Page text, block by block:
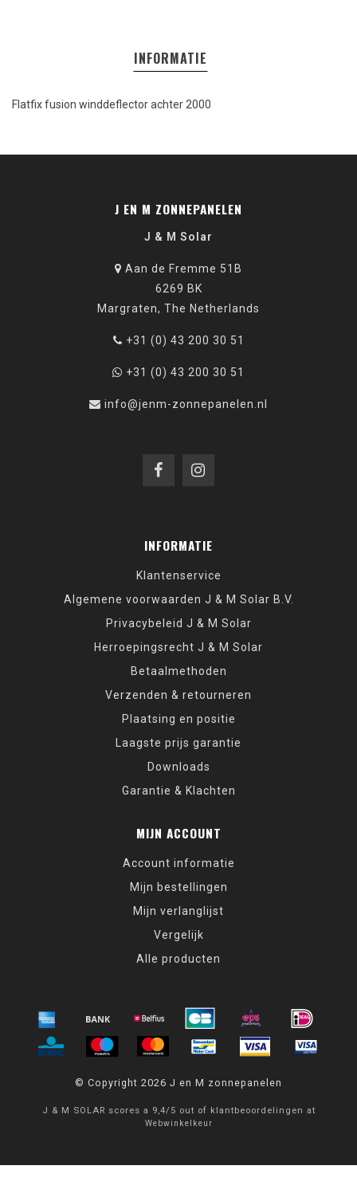
INFORMATIE
Flatfix fusion winddeflector achter 2000
J EN M ZONNEPANELEN
J & M Solar
Aan de Fremme 51B
6269 BK
Margraten, The Netherlands
+31 (0) 43 200 30 51
+31 (0) 43 200 30 51
info@jenm-zonnepanelen.nl
INFORMATIE
Klantenservice
Algemene voorwaarden J & M Solar B.V.
Privacybeleid J & M Solar
Herroepingsrecht J & M Solar
Betaalmethoden
Verzenden & retourneren
Plaatsing en positie
Laagste prijs garantie
Downloads
Garantie & Klachten
MIJN ACCOUNT
Account informatie
Mijn bestellingen
Mijn verlanglijst
Vergelijk
Alle producten
© Copyright 2026 J en M zonnepanelen
J & M SOLAR scores a 9,4/ 5 out of klantbeoordelingen at
Webwinkelkeur